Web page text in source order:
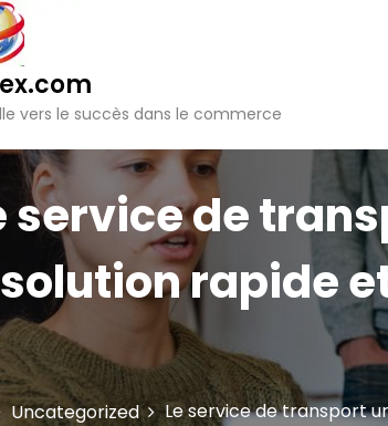
vers le succès dans le commerce
service de
solution rapide
Uncategorized Le service de transport